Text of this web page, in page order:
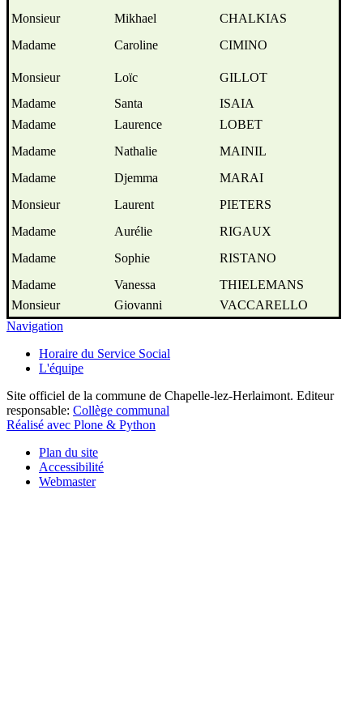
Monsieur
Mikhael
CHALKIAS
Madame
Caroline CIMINO
Monsieur Loïc
GILLOT
Madame
Santa
ISAIA
Madame
Laurence
LOBET
Madame
Nathalie
MAINIL
Madame
Djemma
MARAI
Monsieur
Laurent
PIETERS
Madame
Aurélie
RIGAUX
Madame
Sophie
RISTANO
Madame
Vanessa
THIELEMANS
Monsieur
Giovanni
VACCARELLO
Navigation
Horaire du Service Social
L'équipe
Site officiel de la commune de Chapelle-lez-Herlaimont. Editeur
responsable: Collège communal
Réalisé avec Plone & Python
Plan du site
Accessibilité
Webmaster